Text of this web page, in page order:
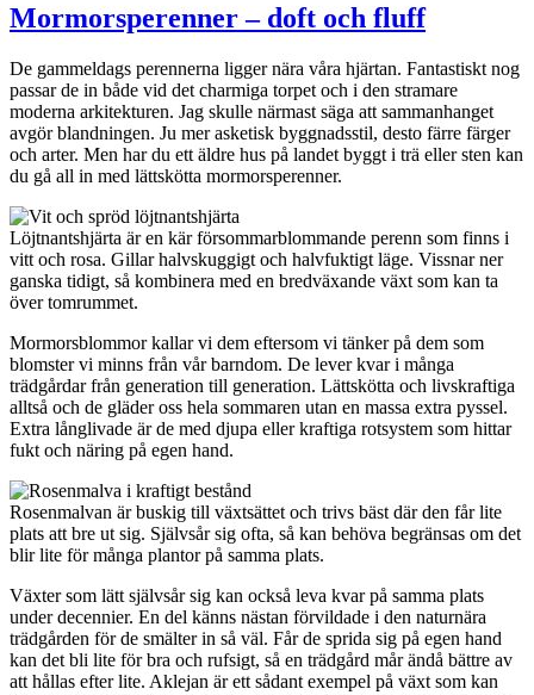
mars
Mormorsperenner – doft och fluff
De gammeldags perennerna ligger nära våra hjärtan. Fantastiskt nog
passar de in både vid det charmiga torpet och i den stramare
moderna arkitekturen. Jag skulle närmast säga att sammanhanget
avgör blandningen. Ju mer asketisk byggnadsstil, desto färre färger
och arter. Men har du ett äldre hus på landet byggt i trä eller sten kan
du gå all in med lättskötta mormorsperenner.
Löjtnantshjärta är en kär försommarblommande perenn som finns i
vitt och rosa. Gillar halvskuggigt och halvfuktigt läge. Vissnar ner
ganska tidigt, så kombinera med en bredväxande växt som kan ta
över tomrummet.
Mormorsblommor kallar vi dem eftersom vi tänker på dem som
blomster vi minns från vår barndom. De lever kvar i många
trädgårdar från generation till generation. Lättskötta och livskraftiga
alltså och de gläder oss hela sommaren utan en massa extra pyssel.
Extra långlivade är de med djupa eller kraftiga rotsystem som hittar
fukt och näring på egen hand.
Rosenmalvan är buskig till växtsättet och trivs bäst där den får lite
plats att bre ut sig. Självsår sig ofta, så kan behöva begränsas om det
blir lite för många plantor på samma plats.
Växter som lätt självsår sig kan också leva kvar på samma plats
under decennier. En del känns nästan förvildade i den naturnära
trädgården för de smälter in så väl. Får de sprida sig på egen hand
kan det bli lite för bra och rufsigt, så en trädgård mår ändå bättre av
att hållas efter lite. Aklejan är ett sådant exempel på växt som kan